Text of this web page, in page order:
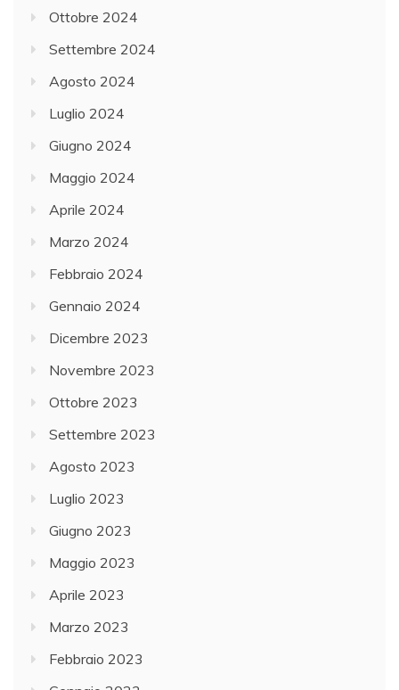
Ottobre 2024
Settembre 2024
Agosto 2024
Luglio 2024
Giugno 2024
Maggio 2024
Aprile 2024
Marzo 2024
Febbraio 2024
Gennaio 2024
Dicembre 2023
Novembre 2023
Ottobre 2023
Settembre 2023
Agosto 2023
Luglio 2023
Giugno 2023
Maggio 2023
Aprile 2023
Marzo 2023
Febbraio 2023